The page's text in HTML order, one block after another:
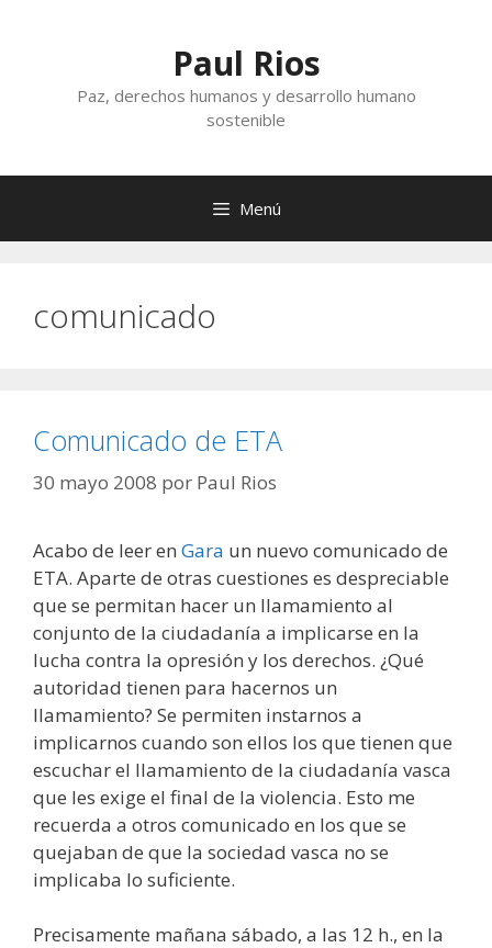
Paul Rios
Paz, derechos humanos y desarrollo humano
sostenible
Menú
comunicado
Comunicado de ETA
30 mayo 2008 por Paul Rios
Acabo de leer en Gara un nuevo comunicado de
ETA. Aparte de otras cuestiones es despreciable
que se permitan hacer un llamamiento al
conjunto de la ciudadanía a implicarse en la
lucha contra la opresión y los derechos. ¿Qué
autoridad tienen para hacernos un
llamamiento? Se permiten instarnos a
implicarnos cuando son ellos los que tienen que
escuchar el llamamiento de la ciudadanía vasca
que les exige el final de la violencia. Esto me
recuerda a otros comunicado en los que se
quejaban de que la sociedad vasca no se
implicaba lo suficiente.
Precisamente mañana sábado, a las 12 h., en la